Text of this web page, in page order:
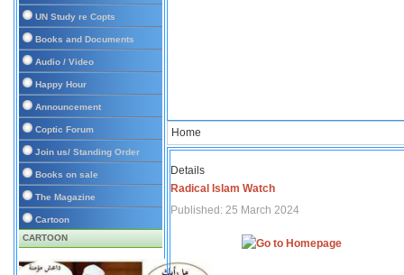
UN Study re Copts
Books and Documents
Audio / Video
Happy Hour
Announcement
Coptic Forum
Join us/ Standing Order
Books on sale
The Magazine
Cartoon
CARTOON
Home
Details
Radical Islam Watch
Published: 25 March 2024